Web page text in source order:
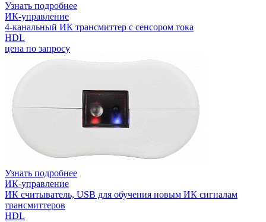
Узнать подробнее
ИК-управление
4-канальный ИК трансмиттер с сенсором тока
HDL
цена по запросу
Узнать подробнее
ИК-управление
ИК считыватель, USB для обучения новым ИК сигналам
трансмиттеров
HDL